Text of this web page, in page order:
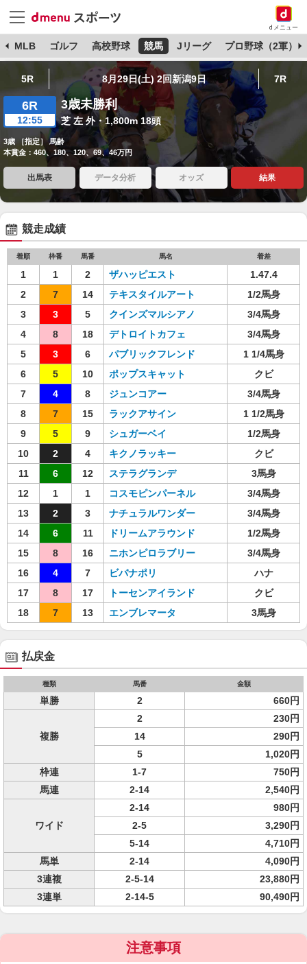
dメニュー
MLB ゴルフ 高校野球 競馬 Jリーグ プロ野球（2軍）
5R 8月29日(土) 2回新潟9日 7R
6R
12:55
3歳未勝利
芝 左 外・1,800m 18頭
3歳 ［指定］ 馬齢
本賞金：460、180、120、69、46万円
出馬表 データ分析 オッズ 結果
競走成績
着順 枠番 馬番 馬名 着差
1 1 2 ザハッピエスト
1.47.4
2
7 14 テキスタイルアート
1/2馬身
3
3 5 クインズマルシアノ
3/4馬身
4
8 18 デトロイトカフェ
3/4馬身
5
3 6 パブリックフレンド
1 1/4馬身
6
5 10 ポップスキャット
クビ
7
4 8 ジュンコアー
3/4馬身
8
7 15 ラックアサイン
1 1/2馬身
9
5 9 シュガーベイ
1/2馬身
10
2 4 キクノラッキー
クビ
11
6 12 ステラグランデ
3馬身
12
1 1 コスモピンパーネル
3/4馬身
13
2 3 ナチュラルワンダー
3/4馬身
14
6 11 ドリームアラウンド
1/2馬身
15
8 16 ニホンピロラブリー
3/4馬身
16
4 7 ビバナポリ
ハナ
17
8 17 トーセンアイランド
クビ
18
7 13 エンブレマータ 3馬身
払戻金
種類 馬番 金額
単勝 2 660円
複勝
2
230円
14
290円
5
1,020円
枠連
1-7
750円
馬連
2-14 2,540円
ワイド
2-14
980円
2-5
3,290円
5-14
4,710円
馬単
2-14
4,090円
3連複
2-5-14
23,880円
3連単
2-14-5 90,490円
注意事項